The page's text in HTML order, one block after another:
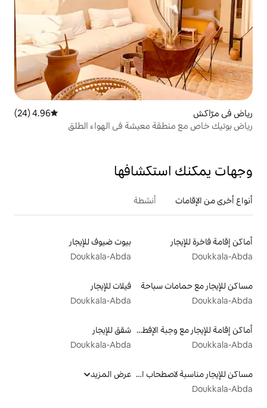
معيشة في الهواء الطلق
أنشطة
بيوت ضيوف للإيجار
Doukkala-Abda
فيلات للإيجار
Doukkala-Abda
أماكن إقامة للإيجار مع وجبة الإفطار شقق للإيجار
Doukkala-Abda
مساكن للإيجار مناسبة لاصطحاب الحيوانات الأليفة عرض المزيد